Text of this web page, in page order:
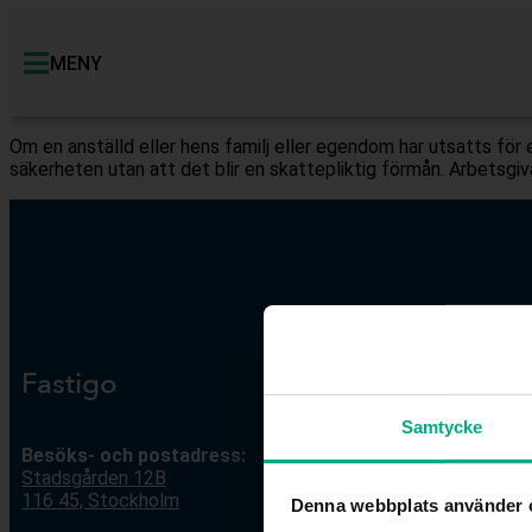
Samtycke
Denna webbplats använder
MENY
Om en anställd eller hens familj eller egendom har utsatts
säkerheten utan att det blir en skattepliktig förmån.
Fastigo
Besöks- och postadress:
Stadsgården 12B
116 45, Stockholm
Växel:
Vid